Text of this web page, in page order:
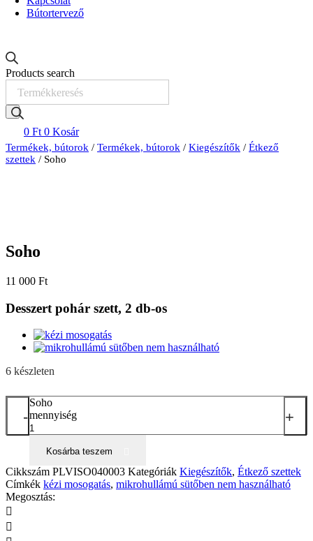
Bútortervező
Products search
0 Ft 0 Kosár
Termékek, bútorok / Termékek, bútorok / Kiegészítők / Étkező
szettek / Soho
Soho
11 000 Ft
Desszert pohár szett, 2 db-os
6 készleten
-
Soho
mennyiség
+
Kosárba teszem
Cikkszám PLVISO040003 Kategóriák Kiegészítők, Étkező szettek
Címkék kézi mosogatás, mikrohullámú sütőben nem használható
Megosztás: